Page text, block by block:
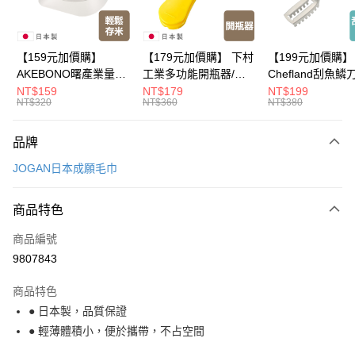
Google Pay
全盈+PAY
大哥付你分期
【大哥付你分期使用說明】
2.付款方式選擇「大哥付你分期」，訂單成立後會自動跳轉到大哥付的交易
成交易。
3.實際核准額度、可分期數及費用金額請依後續交易確認頁面所載為準。
4.訂單成立30分鐘內，如未前往確認交易或遇審核未通過，訂單將自動取
消。如遇「轉專審核」未通過狀況，表示未達大哥付你分期系統評分，恕無
法說明評估內容。
1.分期款項不併入電信帳單，「大哥付你分期」於每月結算日後寄送繳費提
2.透過簡訊連結打開帳單後，可選擇「超商條碼／台灣大直營門市／銀行轉
帳／街口支付／iPASS MONEY」等通路繳費。
每筆NT$100，滿NT$499(含以上)免運費
每筆NT$100，滿NT$499(含以上)免運費
7-11取貨付款
【159元加價購】
AKEBONO曙產業量米
杯漏斗組(白)/量米杯/
米桶/量米用具/任二件8
NT$159
NT$320
【179元加價購】 下村
工業多功能開瓶器/開
瓶器/餐廚用品/料理道
具/任二件8折
NT$179
NT$360
【199元加價購】
Chefland刮魚鱗
魚鱗器/廚房用品/
道具/任二件8折
NT$199
NT$380
品牌
JOGAN日本成願毛巾
商品特色
商品編號
9807843
商品特色
● 日本製，品質保證
● 輕薄體積小，便於攜帶，不占空間